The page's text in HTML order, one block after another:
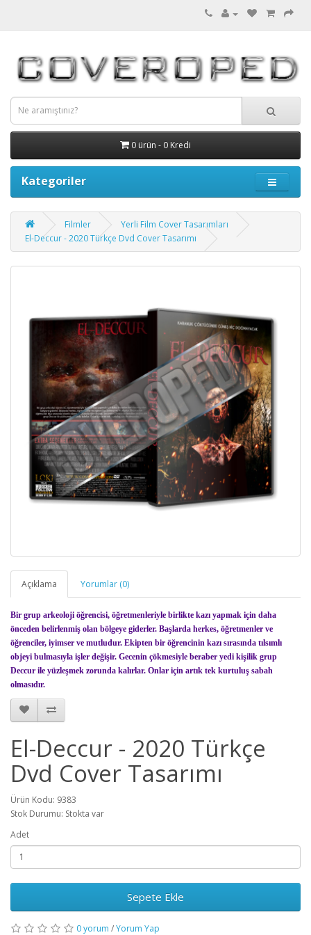
0 ürün - 0 Kredi
Kategoriler
Filmler
Yerli Film Cover Tasarımları
El-Deccur - 2020 Türkçe Dvd Cover Tasarımı
Açıklama Yorumlar (0)
Bir grup arkeoloji öğrencisi, öğretmenleriyle birlikte kazı yapmak için daha
önceden belirlenmiş olan bölgeye giderler. Başlarda herkes, öğretmenler ve
öğrenciler, iyimser ve mutludur. Ekipten bir öğrencinin kazı sırasında tılsımlı
objeyi bulmasıyla işler değişir. Gecenin çökmesiyle beraber yedi kişilik grup
Deccur ile yüzleşmek zorunda kalırlar. Onlar için artık tek kurtuluş sabah
olmasıdır.
El-Deccur - 2020 Türkçe
Dvd Cover Tasarımı
Ürün Kodu: 9383
Stok Durumu: Stokta var
Adet
Sepete Ekle
0 yorum /Yorum Yap